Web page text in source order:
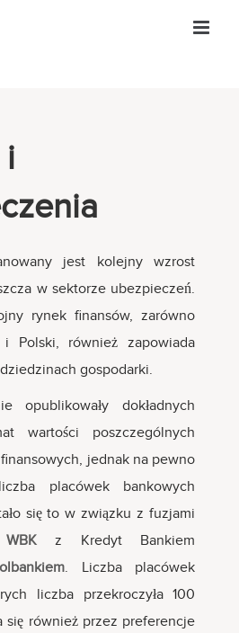
i
jest kolejny wzrost
w sektorze ubezpieczeń.
rynek finansów, zarówno
Polski, również zapowiada
gospodarki.
opublikowały dokładnych
wartości poszczególnych
jednak na pewno
placówek bankowych
się to w związku z fuzjami
z Kredyt Bankiem
. Liczba placówek
liczba przekroczyła 100
się również przez preferencje